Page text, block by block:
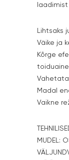
Lihtsaks
Väike ja
Kõrge
Madal
Vaikne
MUDEL: